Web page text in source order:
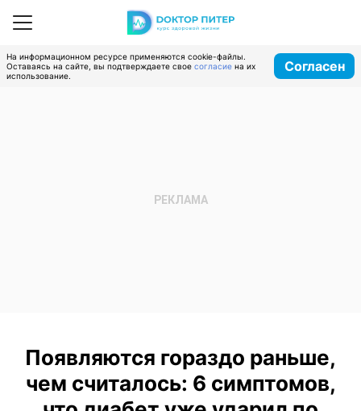
На информационном ресурсе применяются cookie-файлы.
Оставаясь на сайте, вы подтверждаете свое согласие на их
использование.
Согласен
Появляются гораздо раньше,
чем считалось: 6 симптомов,